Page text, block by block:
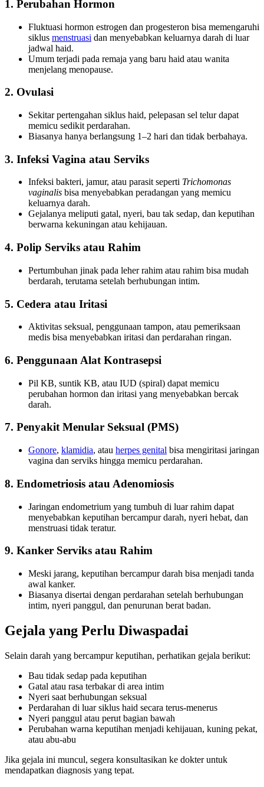
1. Perubahan Hormon
Fluktuasi hormon estrogen dan progesteron bisa memengaruhi
siklus menstruasi dan menyebabkan keluarnya darah di luar
jadwal haid.
Umum terjadi pada remaja yang baru haid atau wanita
menjelang menopause.
2. Ovulasi
Sekitar pertengahan siklus haid, pelepasan sel telur dapat
memicu sedikit perdarahan.
Biasanya hanya berlangsung 1–2 hari dan tidak berbahaya.
3. Infeksi Vagina atau Serviks
Infeksi bakteri, jamur, atau parasit seperti Trichomonas
vaginalis bisa menyebabkan peradangan yang memicu
keluarnya darah.
Gejalanya meliputi gatal, nyeri, bau tak sedap, dan keputihan
berwarna kekuningan atau kehijauan.
4. Polip Serviks atau Rahim
Pertumbuhan jinak pada leher rahim atau rahim bisa mudah
berdarah, terutama setelah berhubungan intim.
5. Cedera atau Iritasi
Aktivitas seksual, penggunaan tampon, atau pemeriksaan
medis bisa menyebabkan iritasi dan perdarahan ringan.
6. Penggunaan Alat Kontrasepsi
Pil KB, suntik KB, atau IUD (spiral) dapat memicu
perubahan hormon dan iritasi yang menyebabkan bercak
darah.
7. Penyakit Menular Seksual (PMS)
Gonore, klamidia, atau herpes genital bisa mengiritasi jaringan
vagina dan serviks hingga memicu perdarahan.
8. Endometriosis atau Adenomiosis
Jaringan endometrium yang tumbuh di luar rahim dapat
menyebabkan keputihan bercampur darah, nyeri hebat, dan
menstruasi tidak teratur.
9. Kanker Serviks atau Rahim
Meski jarang, keputihan bercampur darah bisa menjadi tanda
awal kanker.
Biasanya disertai dengan perdarahan setelah berhubungan
intim, nyeri panggul, dan penurunan berat badan.
Gejala yang Perlu Diwaspadai
Selain darah yang bercampur keputihan, perhatikan gejala berikut:
Bau tidak sedap pada keputihan
Gatal atau rasa terbakar di area intim
Nyeri saat berhubungan seksual
Perdarahan di luar siklus haid secara terus-menerus
Nyeri panggul atau perut bagian bawah
Perubahan warna keputihan menjadi kehijauan, kuning pekat,
atau abu-abu
Jika gejala ini muncul, segera konsultasikan ke dokter untuk
mendapatkan diagnosis yang tepat.